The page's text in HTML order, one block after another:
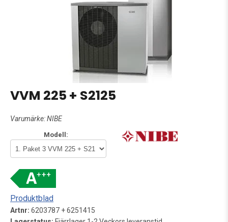
VVM 225 + S2125
Varumärke:NIBE
Modell:
Produktblad
Artnr: 6203787 + 6251415